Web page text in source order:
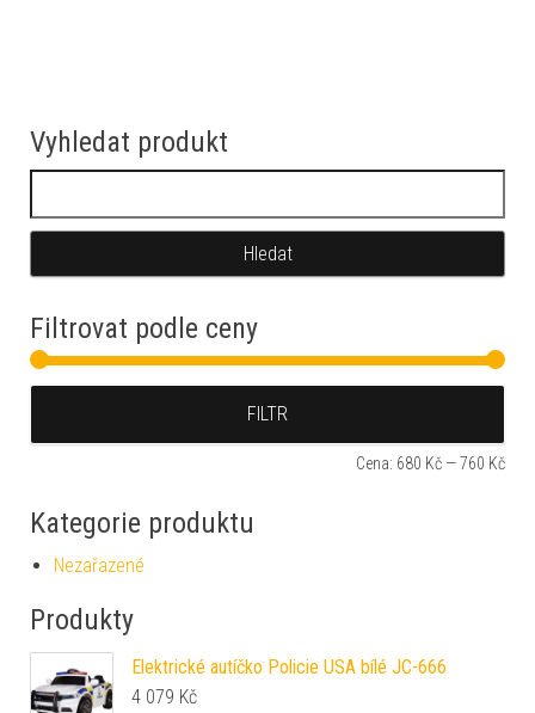
Vyhledat produkt
Filtrovat podle ceny
FILTR
Cena: 680 Kč —760 Kč
Kategorie produktu
Nezařazené
Produkty
Elektrické autíčko Policie USA bílé JC-666
4 079 Kč